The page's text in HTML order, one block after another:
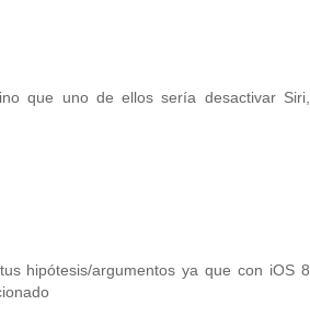
que uno de ellos sería desactivar Siri,
hipótesis/argumentos ya que con iOS 8